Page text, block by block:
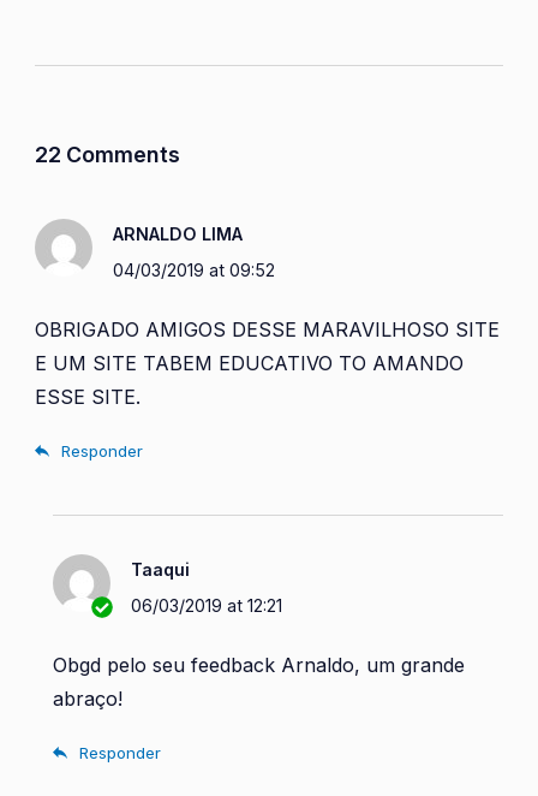
22 Comments
ARNALDO LIMA
04/03/2019 at 09:52
OBRIGADO AMIGOS DESSE MARAVILHOSO SITE
E UM SITE TABEM EDUCATIVO TO AMANDO
ESSE SITE.
Responder
Taaqui
06/03/2019 at 12:21
Obgd pelo seu feedback Arnaldo, um grande
abraço!
Responder